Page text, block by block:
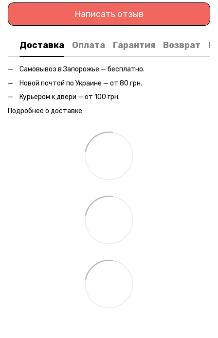
Написать отзыв
Доставка Оплата Гарантия Возврат
Самовывоз в Запорожье — бесплатно.
Новой почтой по Украине — от 80 грн.
Курьером к двери — от 100 грн.
Подробнее о доставке